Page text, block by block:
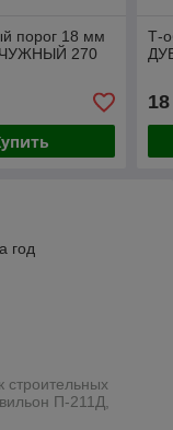
порог 18 мм
270
Т-
18
год
строительных
П-211Д,